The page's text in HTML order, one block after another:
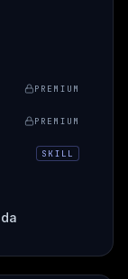
PREMIUM
PREMIUM
SKILL